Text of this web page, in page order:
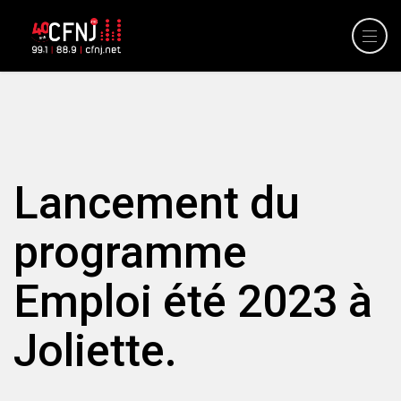
Lancement du
programme
Emploi été 2023 à
Joliette.